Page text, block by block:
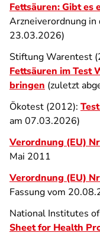
Fettsäuren: Gibt es
Arzneiverordnung in
23.03.2026)
Stiftung Warentest
Fettsäuren im Test
bringen (zuletzt
Ökotest (2012):
am 07.03.2026)
Verordnung (EU)
Mai 2011
Verordnung (EU)
Fassung vom
National Institutes
Sheet for Health